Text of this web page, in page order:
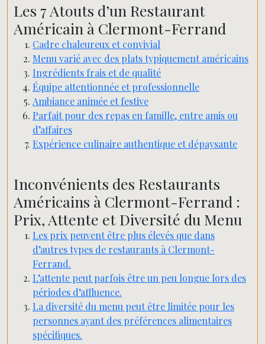
Les 7 Atouts d’un Restaurant
Américain à Clermont-Ferrand
Cadre chaleureux et convivial
Menu varié avec des plats typiquement américains
Ingrédients frais et de qualité
Équipe attentionnée et professionnelle
Ambiance animée et festive
Parfait pour des repas en famille, entre amis ou
d’affaires
Expérience culinaire authentique et dépaysante
Inconvénients des Restaurants
Américains à Clermont-Ferrand :
Prix, Attente et Diversité du Menu
Les prix peuvent être plus élevés que dans
d’autres types de restaurants à Clermont-
Ferrand.
L’attente peut parfois être un peu longue lors des
périodes d’affluence.
La diversité du menu peut être limitée pour les
personnes ayant des préférences alimentaires
spécifiques.